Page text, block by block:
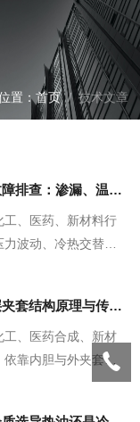
置：首页/ 技术文章
双层不锈钢反应釜常见故障排查：渗漏、温控不均、搅拌异响
、医药、新材料行
波动、冷热交替、
排查思路混乱，不
泄漏污染、安全事
梳理故障现象、深
改方案，同时给出日
双层不锈钢反应釜：双层夹套结构原理与传热系统全解析
、医药合成、新材
靠内胆与外夹套形
介质实现物料加热、